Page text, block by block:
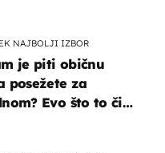
NAJBOLJI IZBOR
je piti običnu
posežete za
Evo što to čini